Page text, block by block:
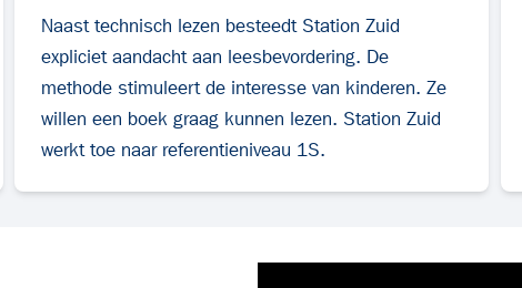
Naast technisch lezen besteedt Station Zuid
expliciet aandacht aan leesbevordering. De
methode stimuleert de interesse van kinderen. Ze
willen een boek graag kunnen lezen. Station Zuid
werkt toe naar referentieniveau 1S.